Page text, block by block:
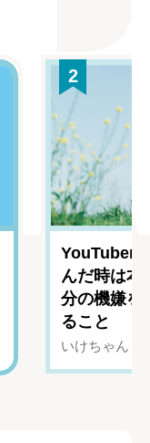
2
YouTuber
んだ時は
分の機嫌を
ること
いけちゃん（